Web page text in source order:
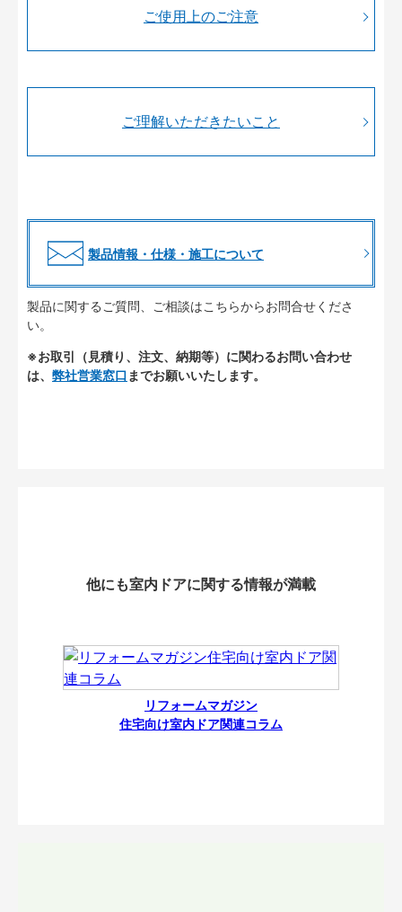
ご使用上のご注意
ご理解いただきたいこと
製品情報・仕様・施工について
製品に関するご質問、ご相談はこちらからお問合せくださ
い。
※お取引（見積り、注文、納期等）に関わるお問い合わせ
は、 弊社営業窓口 までお願いいたします。
他にも室内ドアに関する情報が満載
リフォームマガジン
住宅向け室内ドア関連コラム